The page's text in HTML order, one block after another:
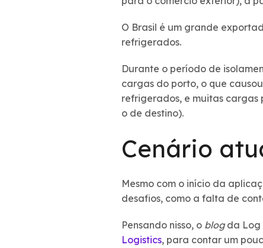
O Brasil é um grande
refrigerados.
Durante o período de
cargas do porto, o que
refrigerados, e muitas cargas
o de destino).
Cenário
Mesmo com o início da
desafios, como a falta de
Pensando nisso, o blog da Log
Logistics, para contar um